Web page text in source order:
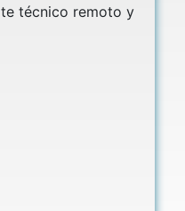
técnico remoto y